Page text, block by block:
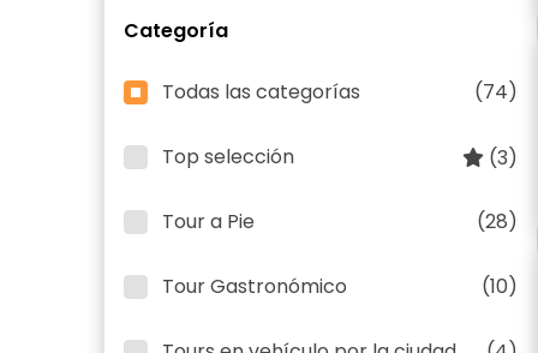
Categoría
Todas las categorías (74)
Top selección (3)
Tour a Pie (28)
Tour Gastronómico (10)